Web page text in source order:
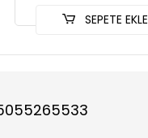
SEPETE EKLE